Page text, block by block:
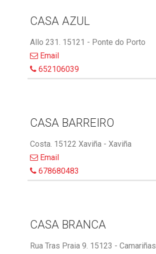
CASA AZUL
Allo 231. 15121 - Ponte do Porto
Email
652106039
CASA BARREIRO
Costa. 15122 Xaviña - Xaviña
Email
678680483
CASA BRANCA
Rua Tras Praia 9. 15123 - Camariñas